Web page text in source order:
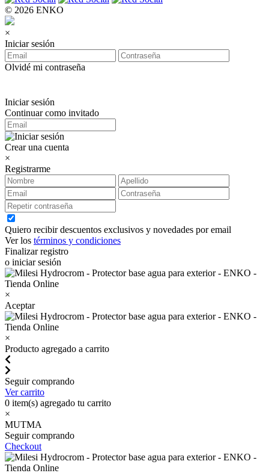
© 2026 ENKO
×
Iniciar sesión
Olvidé mi contraseña
Iniciar sesión
Continuar como invitado
Crear una cuenta
×
Registrarme
Quiero recibir descuentos exclusivos y novedades por email
Ver los términos y condiciones
Finalizar registro
o iniciar sesión
×
Aceptar
×
Producto agregado a carrito
Seguir comprando
Ver carrito
0 item(s) agregado tu carrito
×
MUTMA
Seguir comprando
Checkout